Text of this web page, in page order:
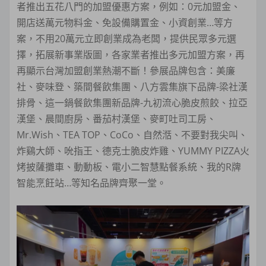
者推出五花八門的加盟優惠方案，例如：0元加盟金、
開店送萬元物料金、免設備購置金、小資創業…等方
案，不用20萬元立即創業成為老闆，提供民眾多元選
擇，拓展新事業版圖，各家業者推出多元加盟方案，再
再顯示台灣加盟創業熱潮不斷！參展品牌包含：美廉
社、麥味登、築間餐飲集團、八方雲集旗下品牌-梁社漢
排骨、這一鍋餐飲集團新品牌-九初流心脆皮煎餃、拉亞
漢堡、晨間廚房、番茄村漢堡、麥町吐司工房、
Mr.Wish、TEA TOP、CoCo、自然湉、不要對我尖叫、
炸鷄大師、吮指王、德克士脆皮炸雞、YUMMY PIZZA火
烤披薩攤車、動動板、電小二智慧點餐系統、我的R牌
智能烹飪站…等知名品牌齊聚一堂。